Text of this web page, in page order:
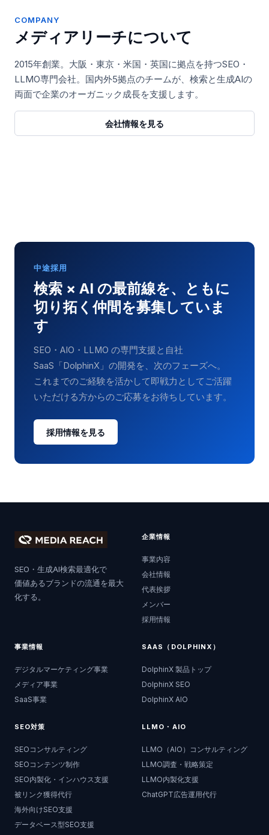
COMPANY
メディアリーチについて
2015年創業。大阪・東京・米国・英国に拠点を持つSEO・
LLMO専門会社。国内外5拠点のチームが、検索と生成AIの
両面で企業のオーガニック成長を支援します。
会社情報を見る
中途採用
検索 × AI の最前線を、ともに
切り拓く仲間を募集していま
す
SEO・AIO・LLMO の専門支援と自社
SaaS「DolphinX」の開発を、次のフェーズへ。
これまでのご経験を活かして即戦力としてご活躍
いただける方からのご応募をお待ちしています。
採用情報を見る
SEO・生成AI検索最適化で
価値あるブランドの流通を最大
化する。
企業情報
事業内容
会社情報
代表挨拶
メンバー
採用情報
事業情報
デジタルマーケティング事業
メディア事業
SaaS事業
SAAS（DOLPHINX）
DolphinX 製品トップ
DolphinX SEO
DolphinX AIO
SEO対策
SEOコンサルティング
SEOコンテンツ制作
SEO内製化・インハウス支援
被リンク獲得代行
海外向けSEO支援
データベース型SEO支援
LLMO・AIO
LLMO（AIO）コンサルティング
LLMO調査・戦略策定
LLMO内製化支援
ChatGPT広告運用代行